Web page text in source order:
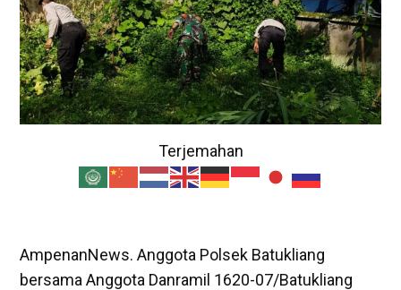
Terjemahan
AmpenanNews. Anggota Polsek Batukliang
bersama Anggota Danramil 1620-07/Batukliang